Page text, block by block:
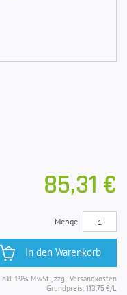
85,31 €
Menge
In den Warenkorb
Inkl. 19% MwSt., zzgl. Versandkosten
Grundpreis: 113,75 €/L